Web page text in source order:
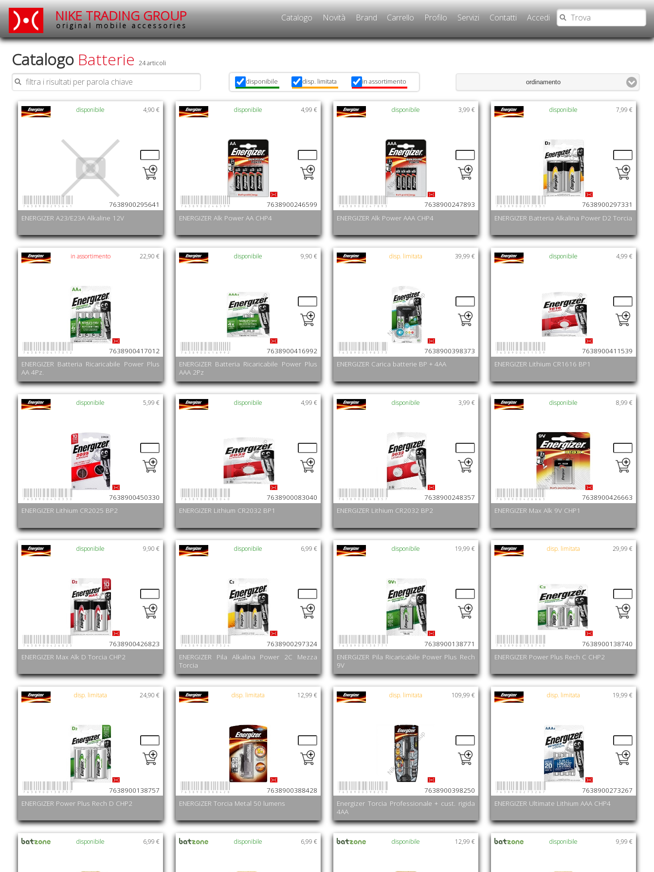
NIKE TRADING GROUP
original mobile accessories
Catalogo Novità Brand Carrello Profilo Servizi Contatti Accedi
Catalogo Batterie 24 articoli
disponibile
x
disp. limitata
x
in assortimento
x
ordinamento
4,90 €
ENERGIZER A23/E23A Alkaline 12V
disponibile
7638900295641
7638900295641
4,99 €
ENERGIZER Alk Power AA CHP4
disponibile
7638900246599
7638900246599
3,99 €
ENERGIZER Alk Power AAA CHP4
disponibile
7638900247893
7638900247893
7,99 €
ENERGIZER Batteria Alkalina Power D2 Torcia
disponibile
7638900297331
7638900297331
22,90 €
ENERGIZER Batteria Ricaricabile Power Plus
AA 4Pz.
in assortimento
7638900417012
7638900417012
9,90 €
ENERGIZER Batteria Ricaricabile Power Plus
AAA 2Pz
disponibile
7638900416992
7638900416992
39,99 €
ENERGIZER Carica batterie BP + 4AA
disp. limitata
7638900398373
7638900398373
4,99 €
ENERGIZER Lithium CR1616 BP1
disponibile
7638900411539
7638900411539
5,99 €
ENERGIZER Lithium CR2025 BP2
disponibile
7638900450330
4,99 €
ENERGIZER Lithium CR2032 BP1
disponibile
7638900083040
3,99 €
ENERGIZER Lithium CR2032 BP2
disponibile
7638900248357
8,99 €
ENERGIZER Max Alk 9V CHP1
disponibile
7638900426663
9,90 €
ENERGIZER Max Alk D Torcia CHP2
disponibile
7638900426823
6,99 €
ENERGIZER Pila Alkalina Power 2C Mezza
Torcia
disponibile
7638900297324
19,99 €
ENERGIZER Pila Ricaricabile Power Plus Rech
9V
disponibile
7638900138771
29,99 €
ENERGIZER Power Plus Rech C CHP2
disp. limitata
7638900138740
24,90 €
ENERGIZER Power Plus Rech D CHP2
disp. limitata
7638900138757
12,99 €
ENERGIZER Torcia Metal 50 lumens
disp. limitata
7638900388428
109,99 €
Energizer Torcia Professionale + cust. rigida
4AA
disp. limitata
7638900398250
19,99 €
ENERGIZER Ultimate Lithium AAA CHP4
disp. limitata
7638900273267
6,99 €
disponibile 6,99 €
disponibile 12,99 €
disponibile 9,99 €
disponibile